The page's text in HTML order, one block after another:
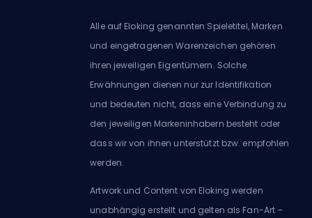
Alle auf Eloking genannten Spieletitel, Marken
und eingetragenen Warenzeichen gehören
ihren jeweiligen Eigentümern. Solche
Erwähnungen dienen nur zur Identifikation
und bedeuten nicht, dass eine Verbindung zu
den jeweiligen Markeninhabern besteht oder
dass wir von ihnen unterstützt bzw. empfohlen
werden.
Artwork und Content von Eloking werden
unabhängig erstellt und gelten als Fan-Art –